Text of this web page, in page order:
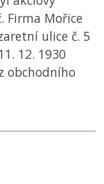
Firma Mořice
ulice č. 5
12. 1930
obchodního